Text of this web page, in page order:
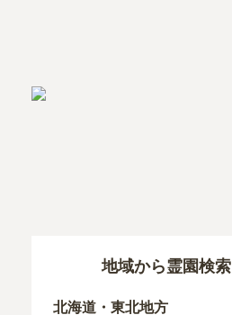
地域から霊園検索
北海道・東北地方